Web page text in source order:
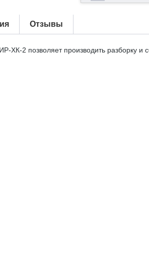
Отзывы
2 позволяет производить разборку и